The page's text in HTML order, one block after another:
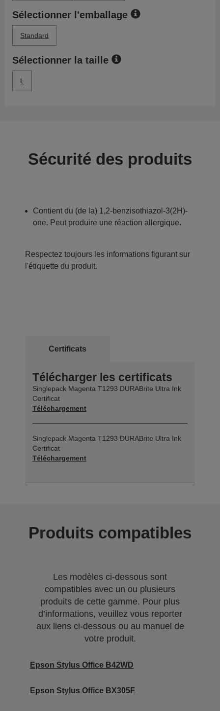
Sélectionner l'emballage
Standard
Sélectionner la taille
L
Sécurité des produits
Contient du (de la) 1,2-benzisothiazol-3(2H)-
one. Peut produire une réaction allergique.
Respectez toujours les informations figurant sur
l'étiquette du produit.
Certificats
Télécharger les certificats
Singlepack Magenta T1293 DURABrite Ultra Ink
Certificat
Téléchargement
Singlepack Magenta T1293 DURABrite Ultra Ink
Certificat
Téléchargement
Produits compatibles
Les modèles ci-dessous sont
compatibles avec un ou plusieurs
produits de cette gamme. Pour plus
d’informations, veuillez vous reporter
aux liens ci-dessous ou au manuel de
votre produit.
Epson Stylus Office B42WD
Epson Stylus Office BX305F